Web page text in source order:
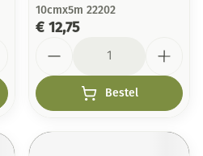
10cmx5m 22202
€ 12,75
Bestel